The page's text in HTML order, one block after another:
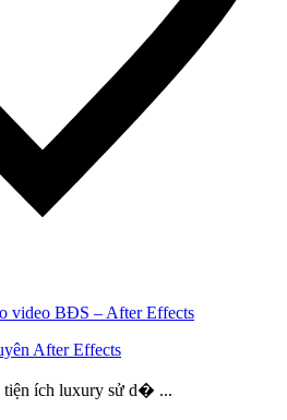
video BĐS – After Effects
After Effects
tiện ích luxury sử d� ...